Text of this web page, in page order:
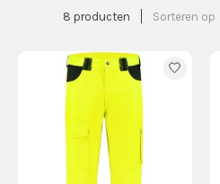
8 producten Sorteren op